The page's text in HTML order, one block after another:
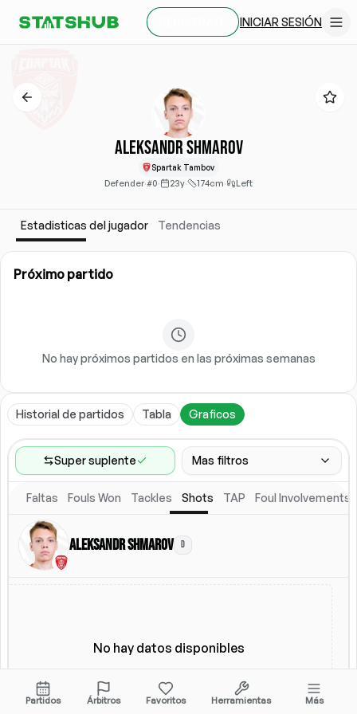
INICIAR SESIÓN
Aleksandr Shmarov
Spartak Tambov
Defender·#0· 23y· 174cm· Left
Estadisticas del jugador Tendencias
Próximo partido
No hay próximos partidos en las próximas semanas
Historial de partidos Tabla Graficos
Super suplente Mas filtros
Rango de partidos
Ultimos 60 partidos
Ubicacion
Faltas Fouls Won Tackles Shots TAP Foul Involvements
Aleksandr Shmarov D
No hay datos disponibles
Partidos Árbitros Favoritos Herramientas Más